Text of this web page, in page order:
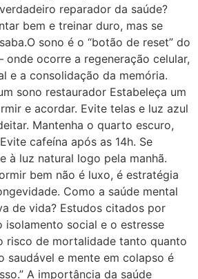
reparador da saúde?
bem e treinar duro, mas se
sono é o “botão de reset” do
ocorre a regeneração celular,
e a consolidação da memória.
sono restaurador Estabeleça um
e acordar. Evite telas e luz azul
Mantenha o quarto escuro,
cafeína após as 14h. Se
à luz natural logo pela manhã.
bem não é luxo, é estratégia
Como a saúde mental
de vida? Estudos citados por
isolamento social e o estresse
risco de mortalidade tanto quanto
saudável e mente em colapso é
A importância da saúde